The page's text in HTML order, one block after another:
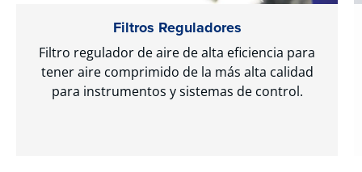
Filtros Reguladores
Filtro regulador de aire de alta eficiencia para
tener aire comprimido de la más alta calidad
para instrumentos y sistemas de control.